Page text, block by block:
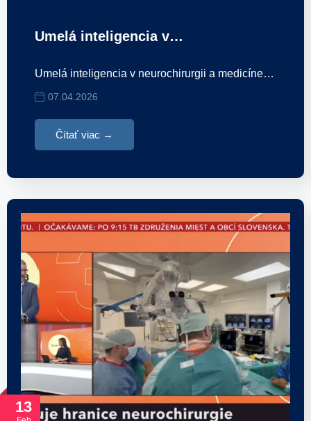
Umelá inteligencia v…
Umelá inteligencia v neurochirurgii a medicíne…
07.04.2026
Čítať viac →
13